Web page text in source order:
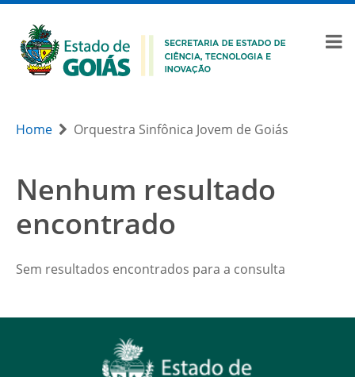
Home Orquestra Sinfônica Jovem de Goiás
Nenhum resultado
encontrado
Sem resultados encontrados para a consulta